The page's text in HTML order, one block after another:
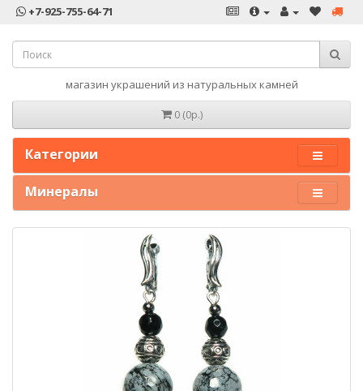
+7-925-755-64-71
магазин украшений из натуральных камней
0 (0р.)
Категории
Минералы